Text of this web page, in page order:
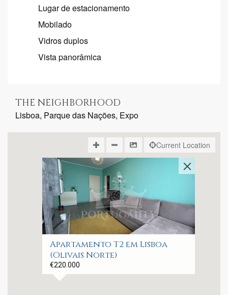
Lugar de estacionamento
Mobilado
Vidros duplos
Vista panorâmica
THE NEIGHBORHOOD
Lisboa, Parque das Nações, Expo
Apartamento T2 em Lisboa
(Olivais Norte)
€220.000
Current Location